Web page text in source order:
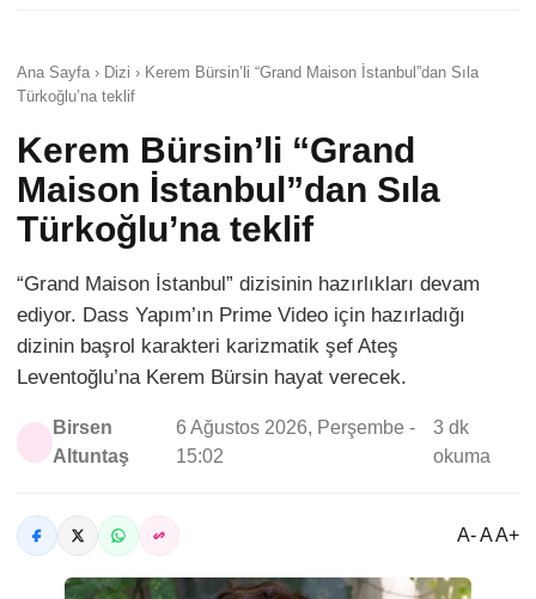
Ana Sayfa › Dizi › Kerem Bürsin’li “Grand Maison İstanbul”dan Sıla
Türkoğlu’na teklif
Kerem Bürsin’li “Grand
Maison İstanbul”dan Sıla
Türkoğlu’na teklif
“Grand Maison İstanbul” dizisinin hazırlıkları devam
ediyor. Dass Yapım’ın Prime Video için hazırladığı
dizinin başrol karakteri karizmatik şef Ateş
Leventoğlu’na Kerem Bürsin hayat verecek.
Birsen
Altuntaş
6 Ağustos 2026, Perşembe -
15:02
3 dk
okuma
A- A A+